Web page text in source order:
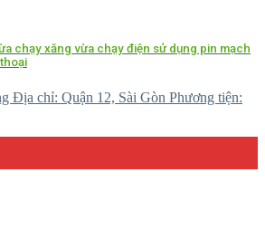
chạy xăng vừa chạy điện sử dụng pin mạch
Địa chỉ: Quận 12, Sài Gòn Phương tiện: